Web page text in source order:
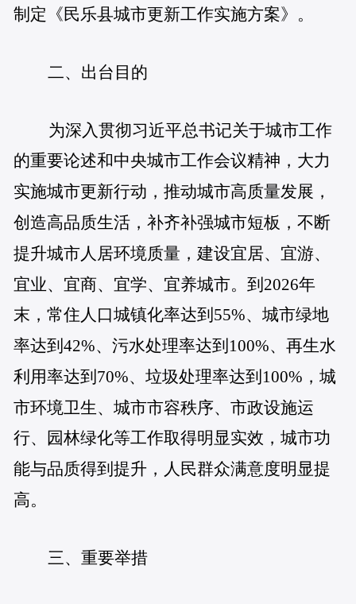
制定《民乐县城市更新工作实施方案》。
二、出台目的
为深入贯彻习近平总书记关于城市工作
的重要论述和中央城市工作会议精神，大力
实施城市更新行动，推动城市高质量发展，
创造高品质生活，补齐补强城市短板，不断
提升城市人居环境质量，建设宜居、宜游、
宜业、宜商、宜学、宜养城市。到2026年
末，常住人口城镇化率达到55%、城市绿地
率达到42%、污水处理率达到100%、再生水
利用率达到70%、垃圾处理率达到100%，城
市环境卫生、城市市容秩序、市政设施运
行、园林绿化等工作取得明显实效，城市功
能与品质得到提升，人民群众满意度明显提
高。
三、重要举措